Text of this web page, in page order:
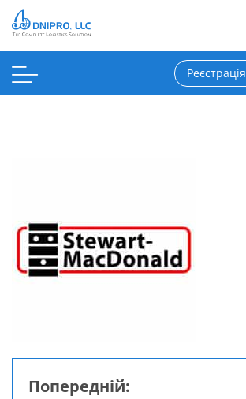
Попередній:
Реєстрація